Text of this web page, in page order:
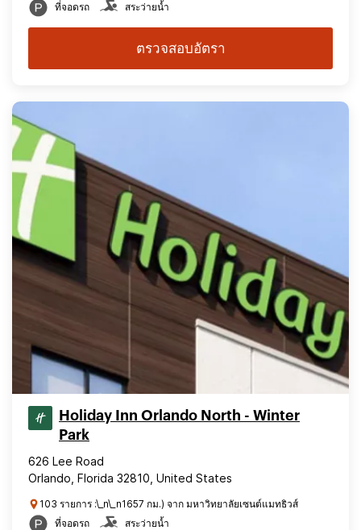
ที่จอดรถ สระว่ายน้ำ
ตรวจสอบอัตรา
Holiday Inn Orlando North - Winter
Park
626 Lee Road
Orlando, Florida 32810, United States
103 รายการ :\_n\_n1657 กม.) จาก มหาวิทยาลัยเซนต์แมทธิวส์
ที่จอดรถ
สระว่ายน้ำ